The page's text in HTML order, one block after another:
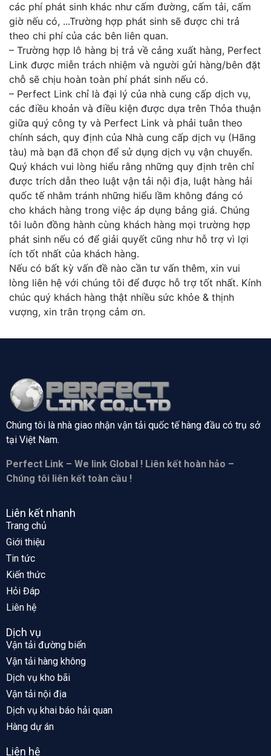
các phí phát sinh khác như cấm đường, cấm tải, cấm
giờ nếu có, ...Trường hợp phát sinh sẽ được chi trả
theo chi phí của các bên liên quan.
– Trường hợp lô hàng bị trả về cảng xuất hàng, Perfect
Link được miễn trách nhiệm và người gửi hàng/bên đặt
chỗ sẽ chịu hoàn toàn phí phát sinh nếu có.
– Perfect Link chỉ là đại lý của nhà cung cấp dịch vụ,
các điều khoản và điều kiện được dựa trên Thỏa thuận
giữa quý công ty và Perfect Link và phải tuân theo
chính sách, quy định của Nhà cung cấp dịch vụ (Hãng
tàu) mà bạn đã chọn để sử dụng dịch vụ vận chuyển.
Quý khách vui lòng hiểu rằng những quy định trên chỉ
được trích dẫn theo luật vận tải nội địa, luật hàng hải
quốc tế nhằm tránh những hiểu lầm không đáng có
cho khách hàng trong việc áp dụng bảng giá. Chúng
tôi luôn đồng hành cùng khách hàng mọi trường hợp
phát sinh nếu có để giải quyết cũng như hỗ trợ vì lợi
ích tốt nhất của khách hàng.
Nếu có bất kỳ vấn đề nào cần tư vấn thêm, xin vui
lòng liên hệ với chúng tôi để được hỗ trợ tốt nhất. Kính
chúc quý khách hàng thật nhiều sức khỏe & thịnh
vượng, xin trân trọng cảm ơn.
Chúng tôi là nhà giao nhận vận tải quốc tế hàng đầu có trụ sở
tại Việt Nam.
Perfect Link – We link Global ! Liên kết hoàn hảo –
Chúng tôi liên kết toàn cầu !
Liên kết nhanh
Trang chủ
Giới thiệu
Tin tức
Kiến thức
Hỏi Đáp
Liên hệ
Dịch vụ
Vận tải đường biển
Vận tải hàng không
Dịch vụ kho bãi
Vận tải nội địa
Dịch vụ khai báo hải quan
Hàng dự án
Liên hệ